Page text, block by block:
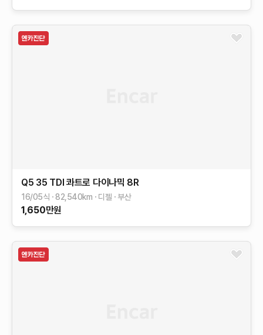
Q5 35 TDI 콰트로 다이나믹 8R
16/05식 82,540km 디젤 부산
1,650만원